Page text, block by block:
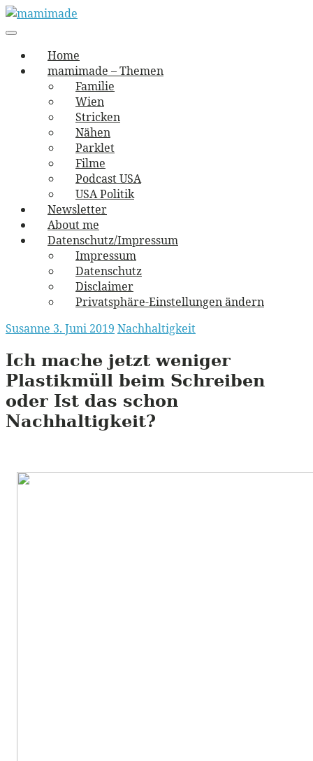
Skip
to
mamimade
vernäht und zugetextet
navigation
Menu
Home
mamimade – Themen
Familie
Wien
Stricken
Nähen
Parklet
Filme
Podcast USA
USA Politik
Newsletter
About me
Datenschutz/Impressum
Impressum
Datenschutz
Disclaimer
Privatsphäre-Einstellungen ändern
Susanne 3. Juni 2019 Nachhaltigkeit
Ich mache jetzt weniger
Plastikmüll beim Schreiben
oder Ist das schon
Nachhaltigkeit?